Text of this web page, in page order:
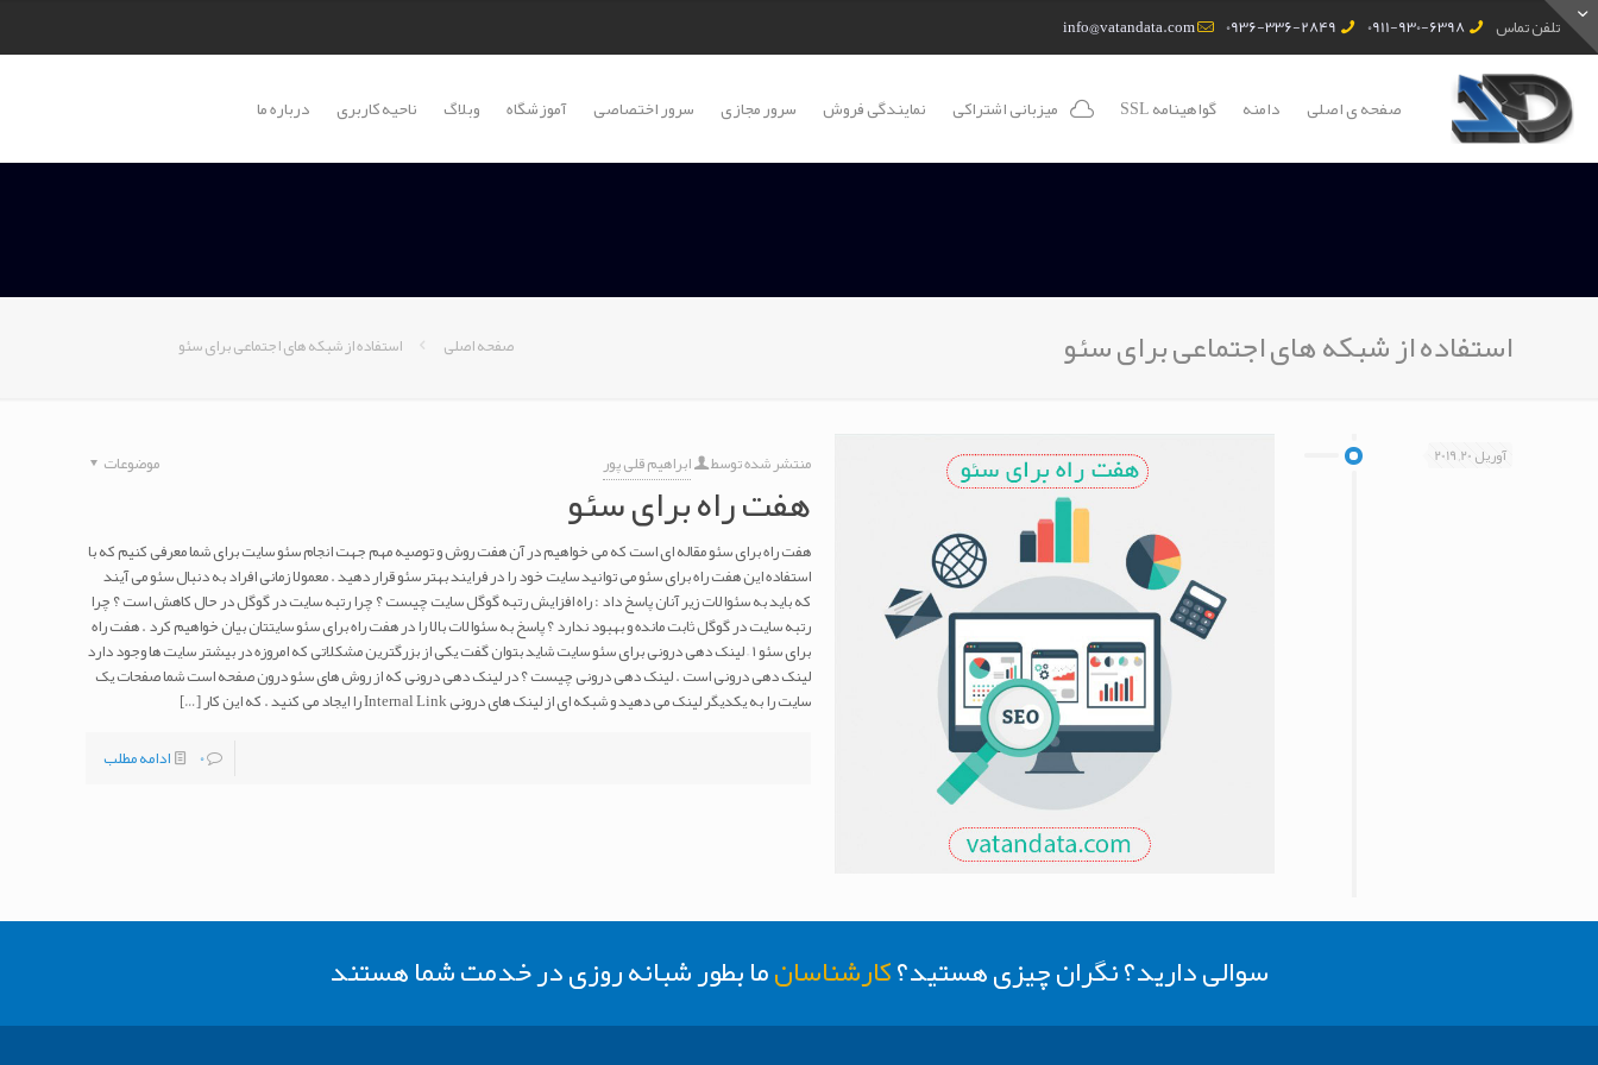
تلفن تماس 0911-930-6398
0936-336-2849
info@vatandata.com
صفحه ی اصلی دامنه گواهینامه SSL میزبانی اشتراکی نمایندگی فروش سرور مجازی سرور اختصاصی آموزشگاه وبلاگ ناحیه کاربری درباره ما
استفاده از شبکه های اجتماعی برای سئو صفحه اصلی استفاده از شبکه های اجتماعی برای سئو
آوریل 20, 2019 منتشر شده توسط ابراهیم قلی پور موضوعات
هفت راه برای سئو
هفت راه برای سئو مقاله ای است که می خواهیم در آن هفت روش و توصیه مهم جهت انجام سئو سایت برای شما معرفی کنیم که با
استفاده این هفت راه برای سئو می توانید سایت خود را در فرایند بهتر سئو قرار دهید . معمولا زمانی افراد به دنبال سئو می آیند
که باید به سئوالات زیر آنان پاسخ داد : راه افزایش رتبه گوگل سایت چیست ؟ چرا رتبه سایت در گوگل در حال کاهش است ؟ چرا
رتبه سایت در گوگل ثابت مانده و بهبود ندارد ؟ پاسخ به سئوالات بالا را در هفت راه برای سئو سایتتان بیان خواهیم کرد . هفت راه
برای سئو ۱ – لینک دهی درونی برای سئو سایت شاید بتوان گفت یکی از بزرگترین مشکلاتی که امروزه در بیشتر سایت ها وجود دارد
لینک دهی درونی است . لینک دهی درونی چیست ؟ در لینک دهی درونی که از روش های سئو درون صفحه است شما صفحات یک
سایت را به یکدیگر لینک می دهید و شبکه ای از لینک های درونی Internal Link را ایجاد می کنید . که این کار
[…]
0
ادامه مطلب
سوالی دارید؟ نگران چیزی هستید؟کارشناسانما بطور شبانه روزی در خدمت شما هستند